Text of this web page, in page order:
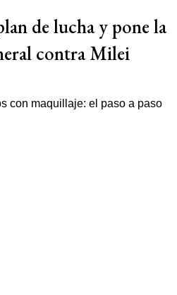
de lucha y pone la
contra Milei